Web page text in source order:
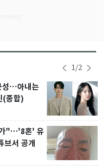
1/2
성…아내는
(종합)
가"…'8혼' 유
브서 공개